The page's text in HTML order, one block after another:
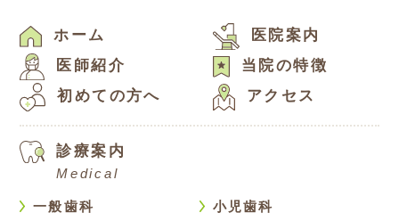
ホーム
医院案内
医師紹介
当院の特徴
初めての方へ
アクセス
診療案内
Medical
一般歯科 小児歯科